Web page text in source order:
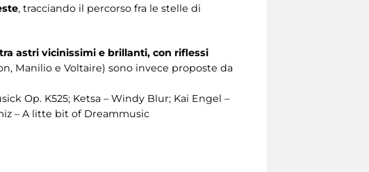
, tracciando il percorso fra le stelle di
astri vicinissimi e brillanti, con riflessi
Manilio e Voltaire) sono invece proposte da
Op. K525; Ketsa – Windy Blur; Kai Engel –
– A litte bit of Dreammusic